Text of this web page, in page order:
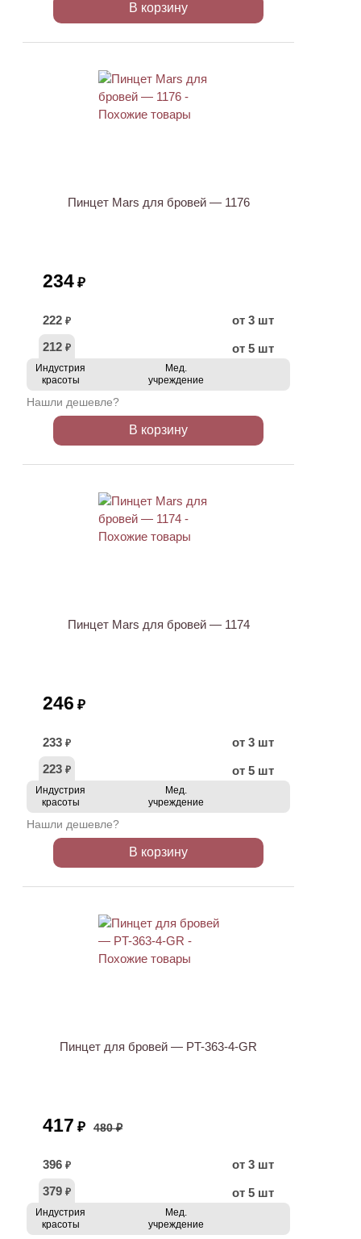
В корзину
Пинцет Mars для бровей — 1176
234 ₽
222 ₽
от 3 шт
212 ₽ от 5 шт
Индустрия
красоты
Мед.
учреждение
Нашли дешевле?
В корзину
Пинцет Mars для бровей — 1174
246 ₽
233 ₽
от 3 шт
223 ₽ от 5 шт
Индустрия
красоты
Мед.
учреждение
Нашли дешевле?
В корзину
Пинцет для бровей — PT-363-4-GR
417 ₽ 480 ₽
396 ₽
от 3 шт
379 ₽ от 5 шт
Индустрия
красоты
Мед.
учреждение